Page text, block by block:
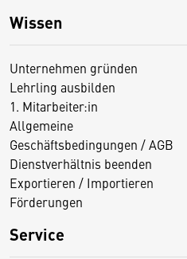
Wissen
Unternehmen gründen
Lehrling ausbilden
1. Mitarbeiter:in
Allgemeine
Geschäftsbedingungen / AGB
Dienstverhältnis beenden
Exportieren / Importieren
Förderungen
Service